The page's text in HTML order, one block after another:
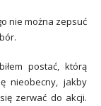
nie można zepsuć
postać, którą
nieobecny, jakby
zerwać do akcji.